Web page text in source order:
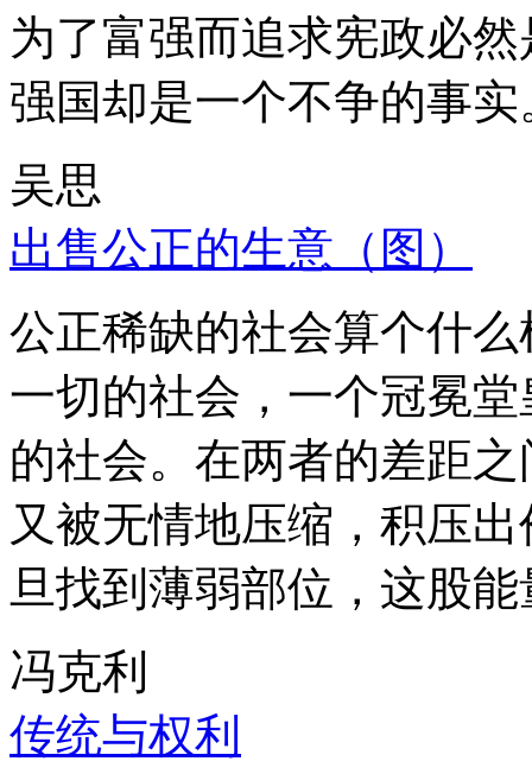
为了富强而追求宪政必
强国却是一个不争的事实
吴思
出售公正的生意（图）
公正稀缺的社会算个什
一切的社会，一个冠冕
的社会。在两者的差距
又被无情地压缩，积压
旦找到薄弱部位，这股
冯克利
传统与权利